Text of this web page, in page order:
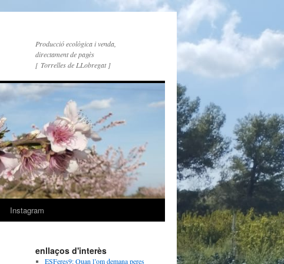
Producció ecològica i venda,
directament de pagès
[ Torrelles de LLobregat ]
Instagram
enllaços d'interès
ESFeres9: Quan l’om demana peres